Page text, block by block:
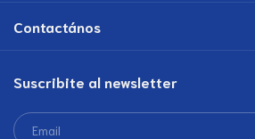
Contactános
Suscribite al newsletter